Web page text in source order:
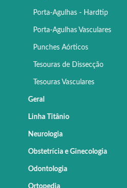
Porta-Agulhas - Hardtip
Porta-Agulhas Vasculares
Punches Aórticos
Tesouras de Dissecção
Tesouras Vasculares
Geral
Linha Titânio
Neurologia
Obstetrícia e Ginecologia
Odontologia
Ortopedia